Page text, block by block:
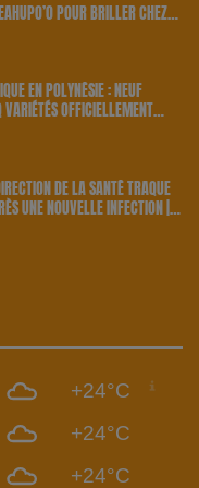
POUR BRILLER CHEZ
EN POLYNÉSIE : NEUF
VARIÉTÉS OFFICIELLEMENT
DE LA SANTÉ TRAQUE
UNE NOUVELLE INFECTION |
+24°C
+24°C
+24°C